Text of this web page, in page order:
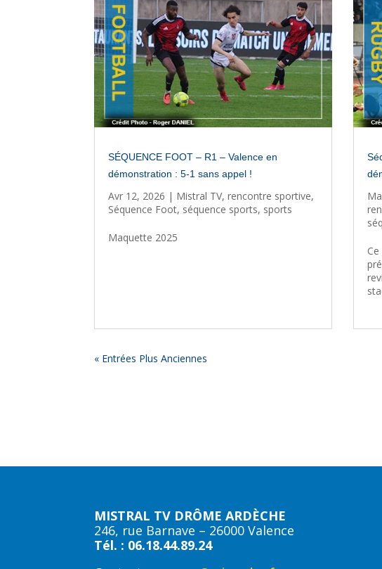
SÉQUENCE FOOT – R1 – Valence en
démonstration : 5-1 sans appel !
Avr 12, 2026 | Mistral TV,rencontre sportive,
Séquence Foot, séquence sports, sports
Maquette 2025
« Entrées Plus Anciennes
MISTRAL TV DRÔME ARDÈCHE
246, rue Barnave – 26000 Valence
Tél. : 06.18.44.89.24